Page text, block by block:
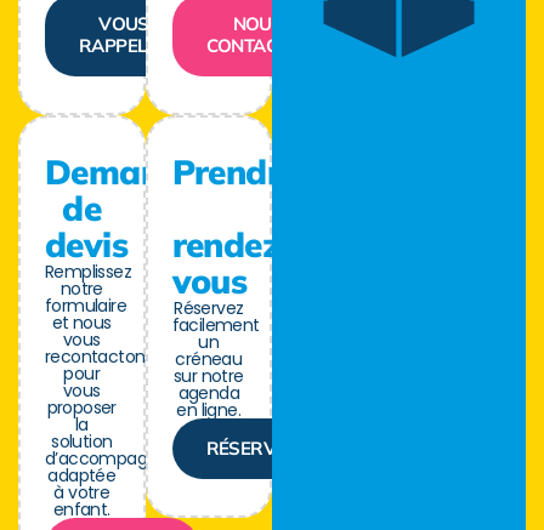
VOUS
RAPPELER
Demande
de
devis
Remplissez
notre
formulaire
et nous
vous
recontactons
pour
vous
proposer
la
solution
d’accompagnement
adaptée
à votre
enfant.
NOUS
CONTACTER
Prendre
rendez-
vous
Réservez
facilement
un
créneau
sur notre
agenda
en ligne.
RÉSERVER